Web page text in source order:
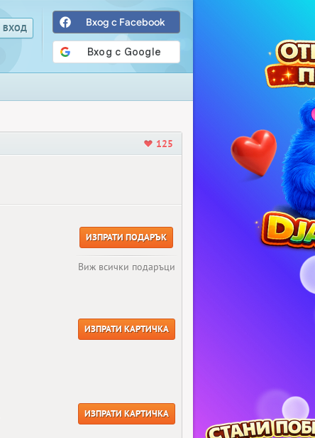
Вход с Facebook
125
ИЗПРАТИ ПОДАРЪК
Виж всички подаръци
ИЗПРАТИ КАРТИЧКА
ИЗПРАТИ КАРТИЧКА